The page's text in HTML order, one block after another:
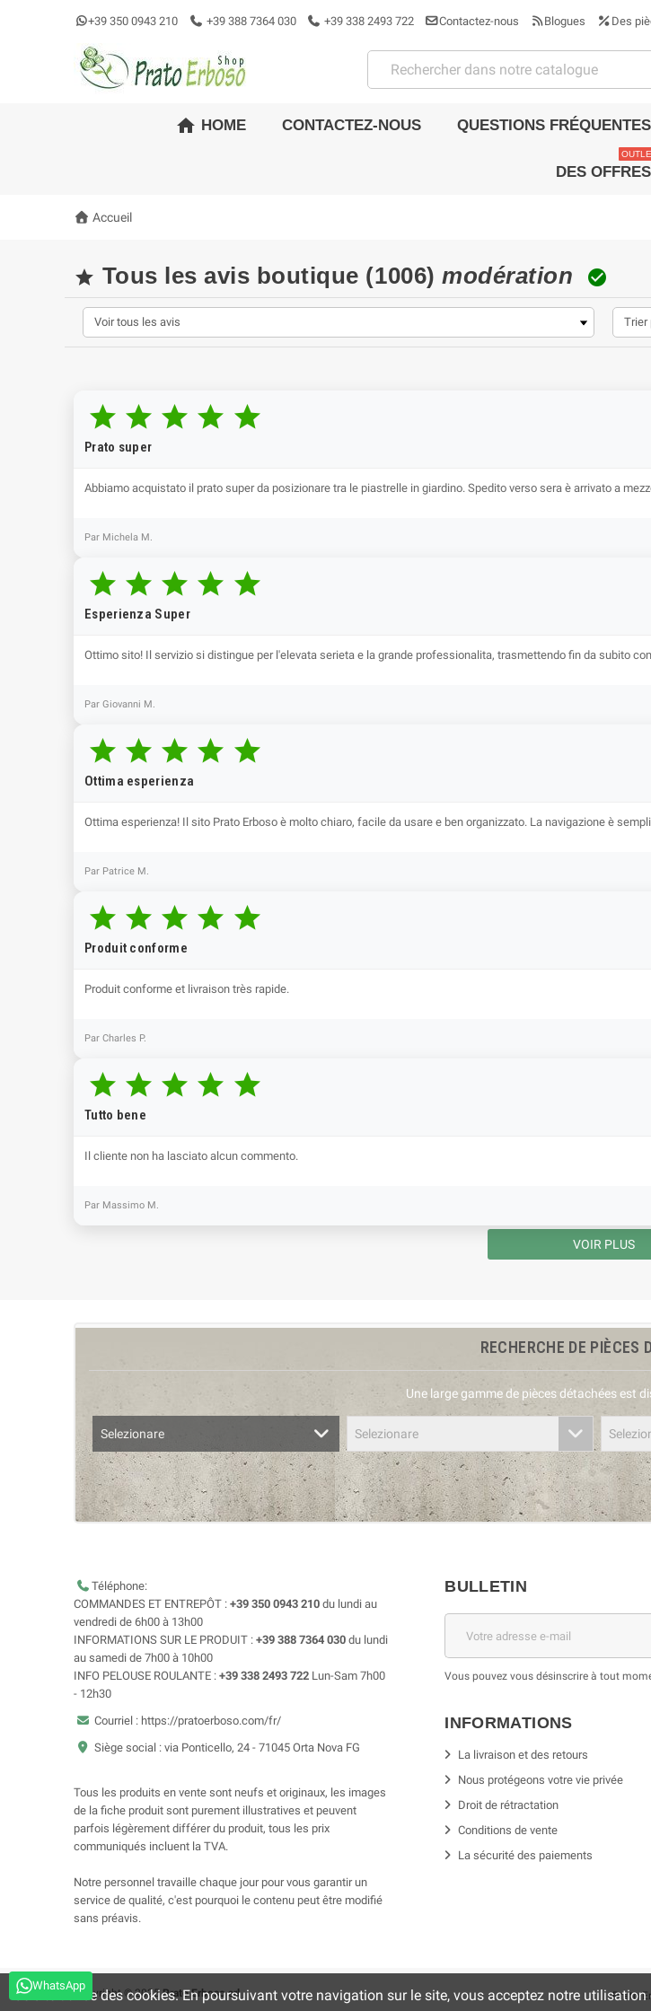
+39 350 0943 210 +39 388 7364 030 +39 338 2493 722 Contactez-nous Blogues Des
home HOME CONTACTEZ-NOUS QUESTIONS FRÉQUENTES
DES OFFRES
Accueil
 Tous les avis boutique (1006)modération 
    
Prato super
Abbiamo acquistato il prato super da posizionare tra le piastrelle in giardino. Spedito verso sera è arrivato a
Par Michela M.
    
Esperienza Super
Ottimo sito! Il servizio si distingue per l'elevata serieta e la grande professionalita, trasmettendo fin da subito
Par Giovanni M.
    
Ottima esperienza
Ottima esperienza! Il sito Prato Erboso è molto chiaro, facile da usare e ben organizzato. La navigazione è
Par Patrice M.
    
Produit conforme
Produit conforme et livraison très rapide.
Par Charles P.
    
Tutto bene
Il cliente non ha lasciato alcun commento.
Par Massimo M.
VOIR PLUS
RECHERCHE DE PIÈCES
Une large gamme de pièces détachées est
Selezionare Selezionare
Téléphone:
COMMANDES ET ENTREPÔT : +39 350 0943 210 du lundi au
vendredi de 6h00 à 13h00
INFORMATIONS SUR LE PRODUIT : +39 388 7364 030 du lundi
au samedi de 7h00 à 10h00
INFO PELOUSE ROULANTE : +39 338 2493 722 Lun-Sam 7h00
- 12h30
Courriel : https://pratoerboso.com/fr/
Siège social : via Ponticello, 24 - 71045 Orta Nova FG
Tous les produits en vente sont neufs et originaux, les images
de la fiche produit sont purement illustratives et peuvent
parfois légèrement différer du produit, tous les prix
communiqués incluent la TVA.
Notre personnel travaille chaque jour pour vous garantir un
service de qualité, c'est pourquoi le contenu peut être modifié
sans préavis.
BULLETIN
Vous pouvez vous désinscrire à tout
INFORMATIONS
La livraison et des retours
Nous protégeons votre vie privée
Droit de rétractation
Conditions de vente
La sécurité des paiements
Copyright © 2025Prato Erbososrl Prato
Ce site utilise des cookies. En poursuivant votre navigation sur le site, vous acceptez notre
WhatsApp